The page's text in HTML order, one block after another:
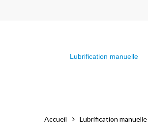
Lubrification manuelle
Accueil Lubrification manuelle